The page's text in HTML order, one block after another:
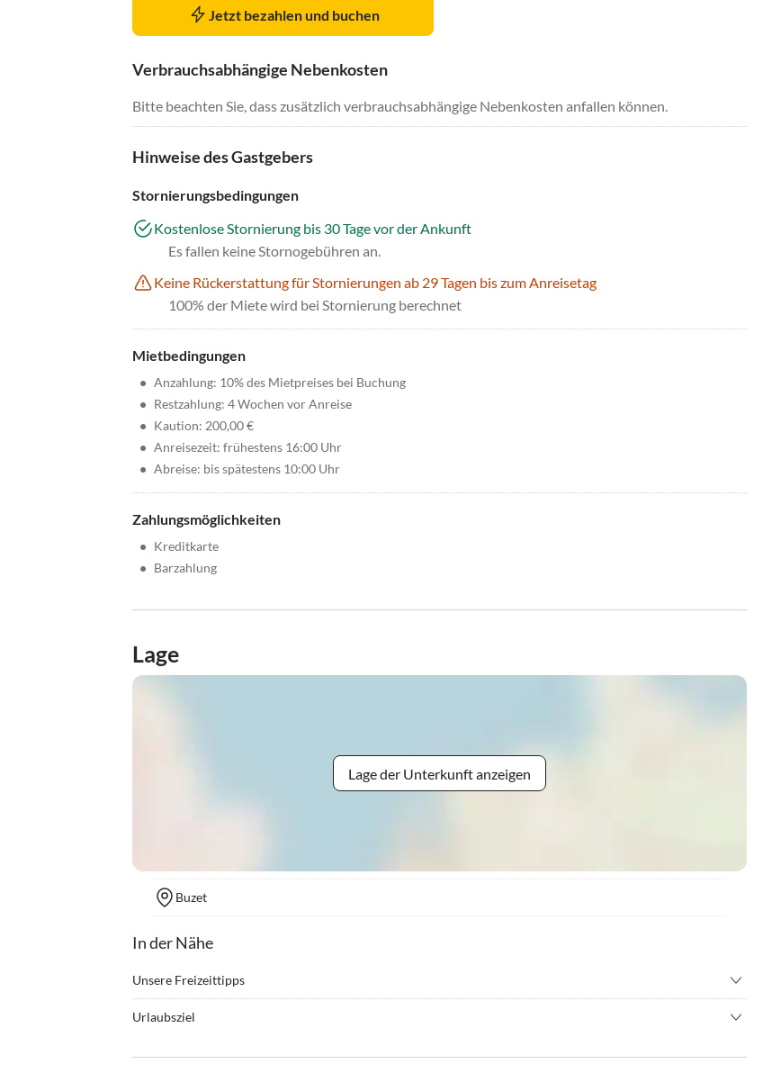
Jetzt bezahlen und buchen
Verbrauchsabhängige Nebenkosten
Bitte beachten Sie, dass zusätzlich verbrauchsabhängige Nebenkosten anfallen können.
Hinweise des Gastgebers
Stornierungsbedingungen
Kostenlose Stornierung bis 30 Tage vor der Ankunft
Es fallen keine Stornogebühren an.
Keine Rückerstattung für Stornierungen ab 29 Tagen bis zum Anreisetag
100% der Miete wird bei Stornierung berechnet
Mietbedingungen
• Anzahlung: 10% des Mietpreises bei Buchung
• Restzahlung: 4 Wochen vor Anreise
• Kaution: 200,00 €
• Anreisezeit: frühestens 16:00 Uhr
• Abreise: bis spätestens 10:00 Uhr
Zahlungsmöglichkeiten
• Kreditkarte
• Barzahlung
Lage
Lage der Unterkunft anzeigen
Buzet
In der Nähe
Unsere Freizeittipps
Urlaubsziel
einzigartiges gastronomisches Erbe bekannt ist. Der Spitzname „Stadt der Trüffel“ verdankt die Stadt der